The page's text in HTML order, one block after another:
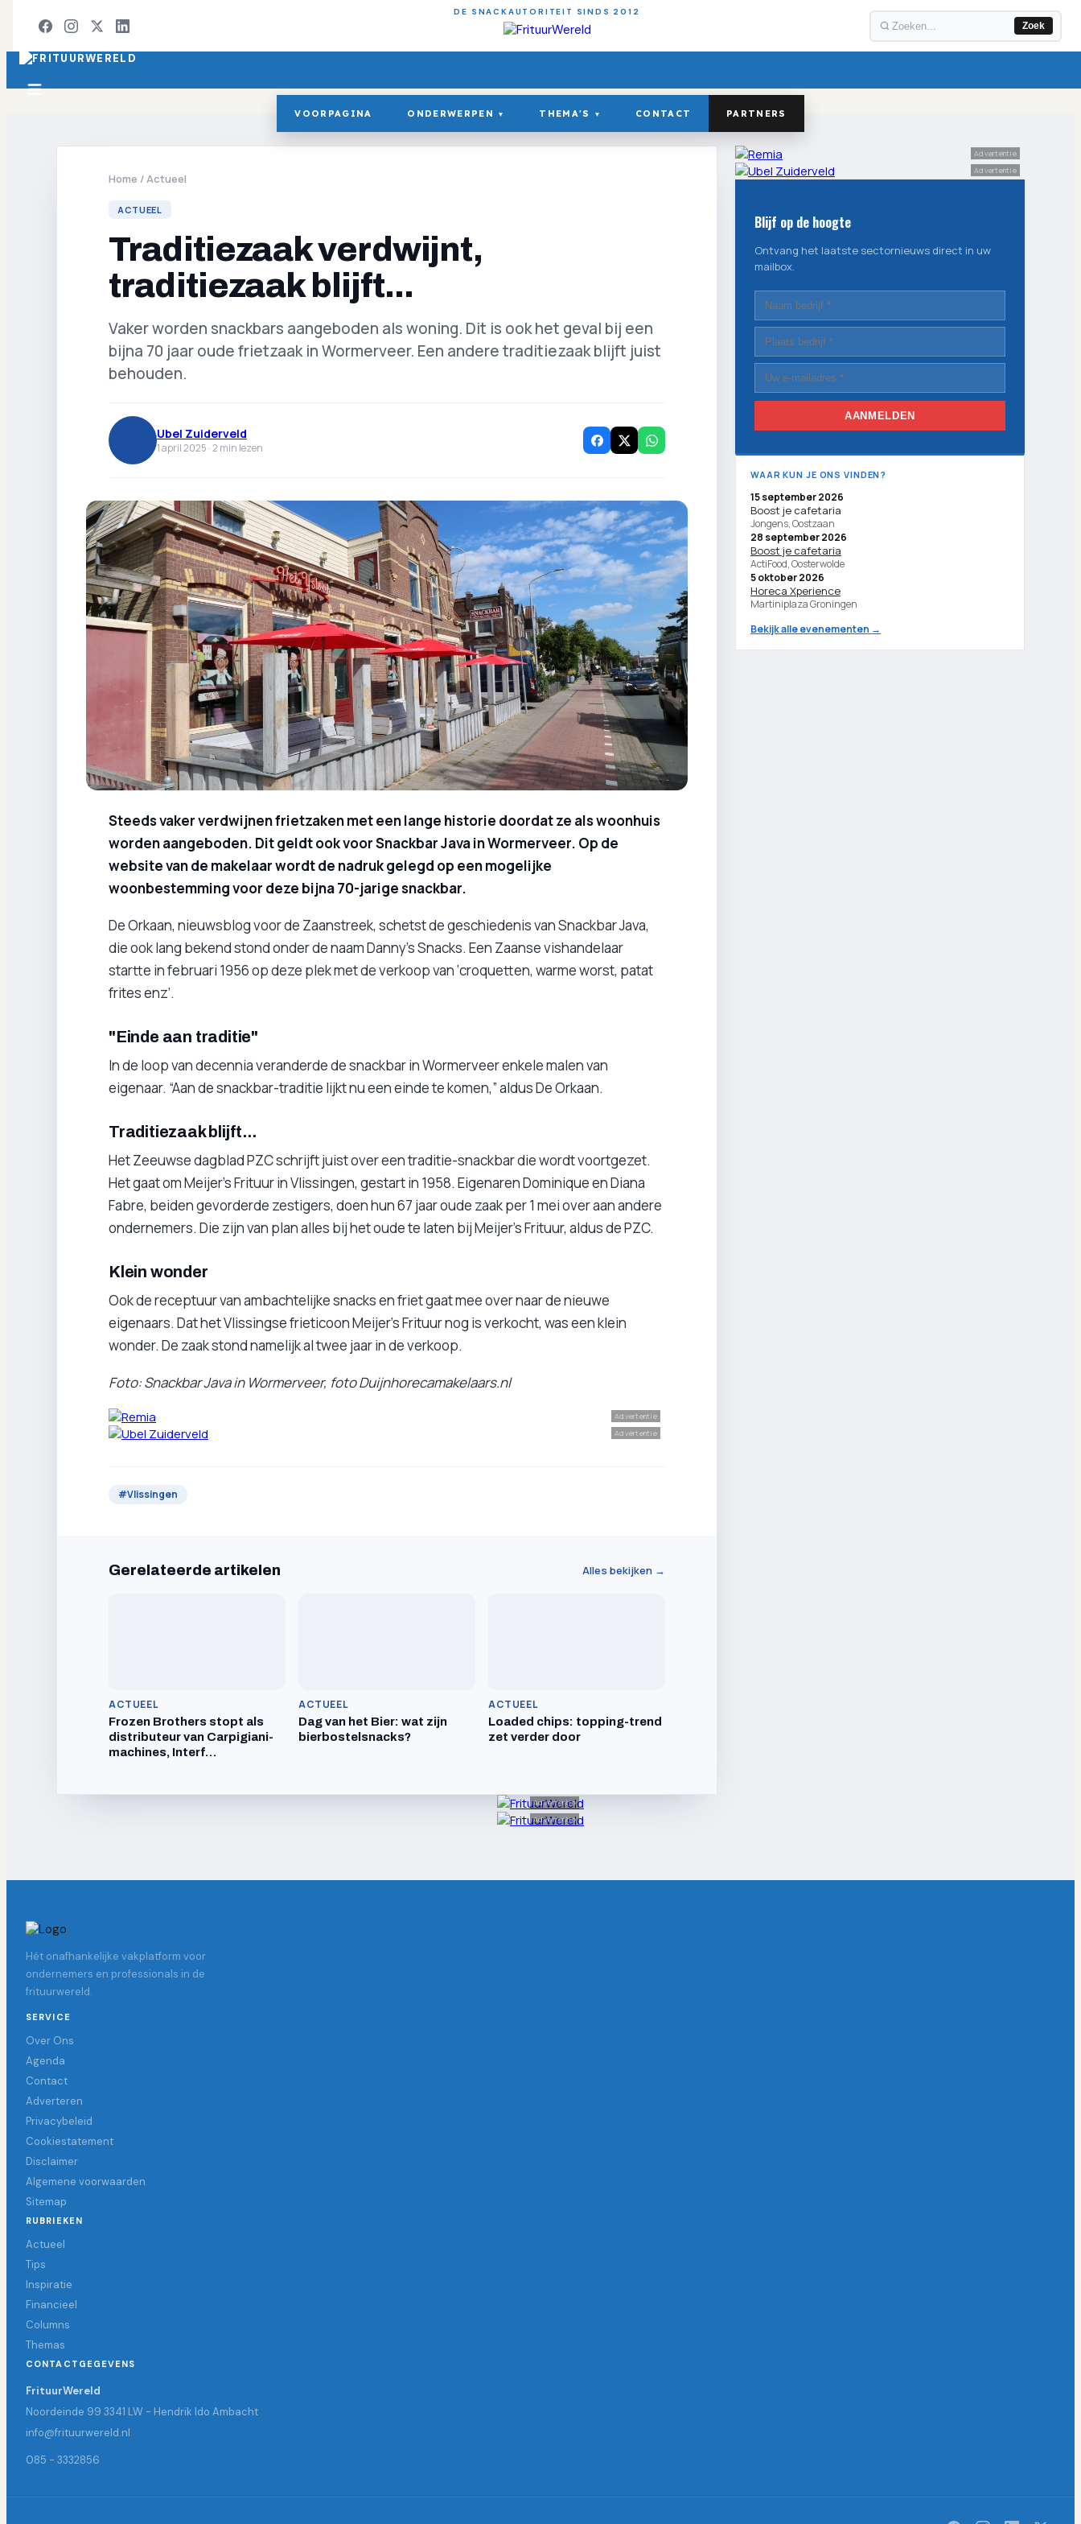
DE SNACKAUTORITEIT SINDS 2012
Zoek
VOORPAGINA ONDERWERPEN ▾ THEMA'S ▾ CONTACT PARTNERS
Home /Actueel
ACTUEEL
Traditiezaak verdwijnt,
traditiezaak blijft...
Vaker worden snackbars aangeboden als woning. Dit is ook het geval bij een
bijna 70 jaar oude frietzaak in Wormerveer. Een andere traditiezaak blijft juist
behouden.
Ubel Zuiderveld
1 april 2025 ·2 min lezen
Steeds vaker verdwijnen frietzaken met een lange historie doordat ze als woonhuis
worden aangeboden. Dit geldt ook voor Snackbar Java in Wormerveer. Op de
website van de makelaar wordt de nadruk gelegd op een mogelijke
woonbestemming voor deze bijna 70-jarige snackbar.
De Orkaan, nieuwsblog voor de Zaanstreek, schetst de geschiedenis van Snackbar Java,
die ook lang bekend stond onder de naam Danny’s Snacks. Een Zaanse vishandelaar
startte in februari 1956 op deze plek met de verkoop van ‘croquetten, warme worst, patat
frites enz’.
"Einde aan traditie"
In de loop van decennia veranderde de snackbar in Wormerveer enkele malen van
eigenaar. “Aan de snackbar-traditie lijkt nu een einde te komen,” aldus De Orkaan.
Traditiezaak blijft...
Het Zeeuwse dagblad PZC schrijft juist over een traditie-snackbar die wordt voortgezet.
Het gaat om Meijer’s Frituur in Vlissingen, gestart in 1958. Eigenaren Dominique en Diana
Fabre, beiden gevorderde zestigers, doen hun 67 jaar oude zaak per 1 mei over aan andere
ondernemers. Die zijn van plan alles bij het oude te laten bij Meijer’s Frituur, aldus de PZC.
Klein wonder
Ook de receptuur van ambachtelijke snacks en friet gaat mee over naar de nieuwe
eigenaars. Dat het Vlissingse frieticoon Meijer’s Frituur nog is verkocht, was een klein
wonder. De zaak stond namelijk al twee jaar in de verkoop.
Foto: Snackbar Java in Wormerveer, foto Duijnhorecamakelaars.nl
Advertentie
Advertentie
#Vlissingen
Gerelateerde artikelen Alles bekijken →
ACTUEEL
Frozen Brothers stopt als
distributeur van Carpigiani-
machines, Interf…
ACTUEEL
Dag van het Bier: wat zijn
bierbostelsnacks?
ACTUEEL
Loaded chips: topping-trend
zet verder door
Advertentie
Advertentie
Blijf op de hoogte
Ontvang het laatste sectornieuws direct in uw
mailbox.
AANMELDEN
WAAR KUN JE ONS VINDEN?
15 september 2026
Boost je cafetaria
Jongens, Oostzaan
28 september 2026
Boost je cafetaria
ActiFood, Oosterwolde
5 oktober 2026
Horeca Xperience
Martiniplaza Groningen
Bekijk alle evenementen →
Advertentie
Advertentie
Hét onafhankelijke vakplatform voor
ondernemers en professionals in de
frituurwereld.
SERVICE
Over Ons
Agenda
Contact
Adverteren
Privacybeleid
Cookiestatement
Disclaimer
Algemene voorwaarden
Sitemap
RUBRIEKEN
Actueel
Tips
Inspiratie
Financieel
Columns
Themas
CONTACTGEGEVENS
FrituurWereld
Noordeinde 99 3341 LW - Hendrik Ido Ambacht
info@frituurwereld.nl
085 - 3332856